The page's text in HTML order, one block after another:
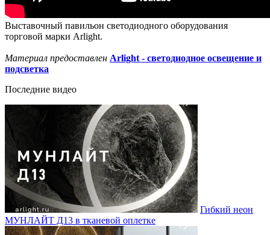
Выставочный павильон светодиодного оборудования
торговой марки Arlight.
Материал предоставлен Arlight - светодиодное освещение и
подсветка
Последние видео
Гибкий неон
МУНЛАЙТ Д13 в тканевой оплетке